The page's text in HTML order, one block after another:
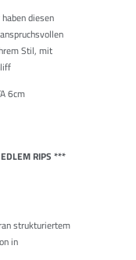
diesen
Stil, mit
6cm
RIPS ***
strukturiertem
in